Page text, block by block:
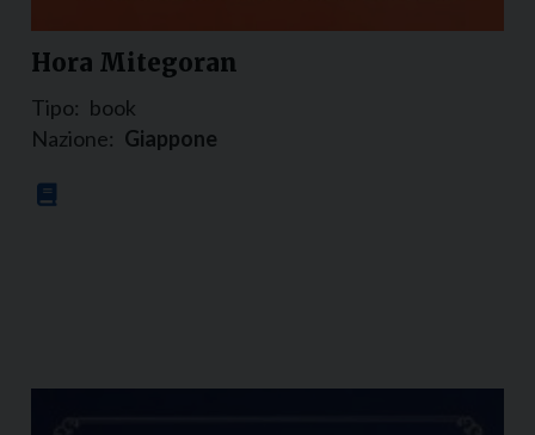
Hora Mitegoran
Tipo: book
Nazione: Giappone